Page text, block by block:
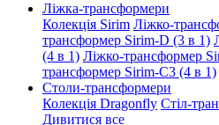
Ліжка-трансформери
Колекція Sirim Ліжко-
трансформер Sirim-D (3 в 1)
(4 в 1) Ліжко-трансформер
трансформер Sirim-C3 (4 в 1)
Столи-трансформери
Колекція Dragonfly Стіл-
Дивитися все